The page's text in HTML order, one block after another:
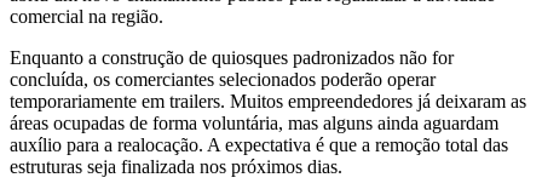
comercial na região.
Enquanto a construção de quiosques padronizados não for
concluída, os comerciantes selecionados poderão operar
temporariamente em trailers. Muitos empreendedores já deixaram as
áreas ocupadas de forma voluntária, mas alguns ainda aguardam
auxílio para a realocação. A expectativa é que a remoção total das
estruturas seja finalizada nos próximos dias.